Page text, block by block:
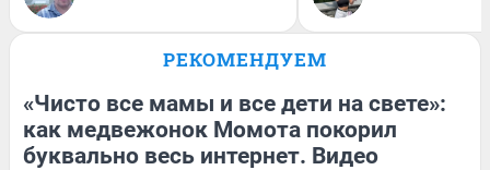
РЕКОМЕНДУЕМ
«Чисто все мамы и все дети на свете»:
как медвежонок Момота покорил
буквально весь интернет. Видео